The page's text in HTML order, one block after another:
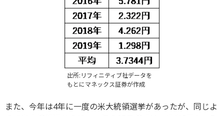
出所:リフィニティブ社データを
もとにマネックス証券が作成
また、今年は4年に一度の米大統領選挙があったが、同じよ